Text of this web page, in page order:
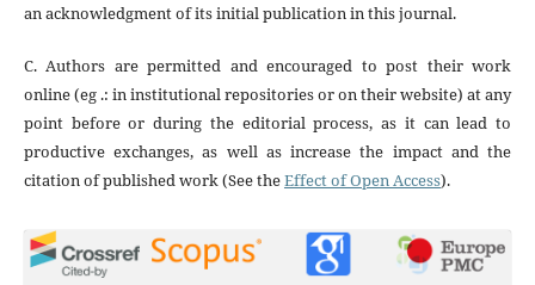
an acknowledgment of its initial publication in this journal.
C. Authors are permitted and encouraged to post their work
online (eg .: in institutional repositories or on their website) at any
point before or during the editorial process, as it can lead to
productive exchanges, as well as increase the impact and the
citation of published work (See theEffect of Open Access).